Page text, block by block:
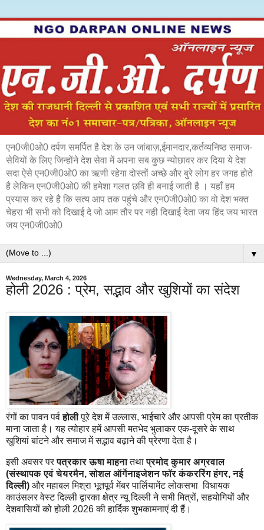
एन0जी0ओ0 दर्पण समर्पित है देश के उन जांबाज़,ईमानदार,कर्तव्यनिष्ठ समाज-
सेवियों के लिए जिन्होंने देश सेवा में अपना सब कुछ न्योछावर कर दिया ये देश
सदा ऐसे एन0जी0ओ0 का ऋणी रहेगा दोस्तों अच्छे और बुरे लोग हर जगह होते
है लेकिन एन0जी0ओ0 की हमेशा गलत छवि ही बनाई जाती है । यहाँ हम
प्रयास कर रहे है कि सत्य आप तक पहुंचे और एन0जी0ओ0 का वो देश भक्त
चेहरा भी सभी को दिखाई दे जो आम तौर पर नही दिखाई देता जय हिंद जय भारत
जय एन0जी0ओ0
▼
Wednesday, March 4, 2026
होली 2026 : प्रेम, सद्भाव और खुशियों का संदेश
रंगों का पावन पर्वहोलीपूरे देश में उल्लास, भाईचारे और आपसी प्रेम का प्रतीक
माना जाता है। यह त्योहार हमें आपसी मतभेद भुलाकर एक-दूसरे के साथ
खुशियां बांटने और समाज में सद्भाव बढ़ाने की प्रेरणा देता है।
इसी अवसर परपत्रकार ऊषा माहनातथाप्रमोद कुमार अग्रवाल
(संस्थापक एवं चेयरमैन, सोशल ऑर्गेनाइजेशन फॉर कंकररिंग हंगर, नई
दिल्ली) और महाबल मिश्रा भूतपूर्व मेंबर पार्लियामेंट लोकसभा विधायक
काउंसलर वेस्ट दिल्ली द्वारका क्षेत्र न्यू दिल्ली ने सभी मित्रों, सहयोगियों और
देशवासियों को होली 2026 की हार्दिक शुभकामनाएं दी हैं।